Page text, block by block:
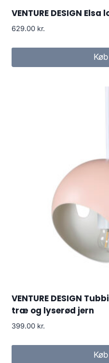
VENTURE DESIGN
629.00 kr.
VENTURE DESIGN
træ og lyserød jern
399.00 kr.